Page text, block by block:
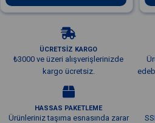
ÜCRETSİZ KARGO
₺3000 ve üzeri alışverişlerinizde
kargo ücretsiz.
HASSAS PAKETLEME
Ürünleriniz taşıma esnasında zarar